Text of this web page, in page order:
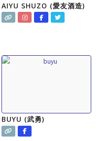
AIYU SHUZO (愛友酒造)
BUYU (武勇)